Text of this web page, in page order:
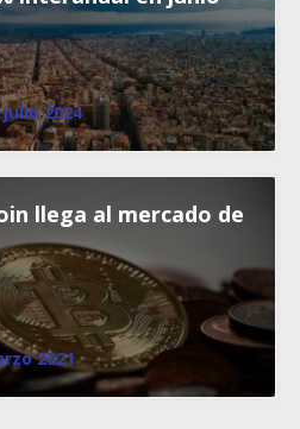
julio 2024
llega al mercado de
2021